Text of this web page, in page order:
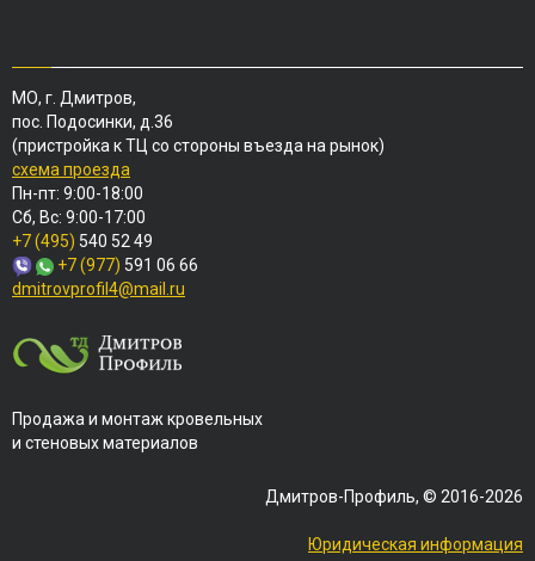
МО, г. Дмитров,
пос. Подосинки, д.36
(пристройка к ТЦ со стороны въезда на рынок)
схема проезда
Пн-пт: 9:00-18:00
Сб, Вс: 9:00-17:00
+7 (495) 540 52 49
+7 (977) 591 06 66
dmitrovprofil4@mail.ru
Продажа и монтаж кровельных
и стеновых материалов
Дмитров-Профиль, © 2016-2026
Юридическая информация